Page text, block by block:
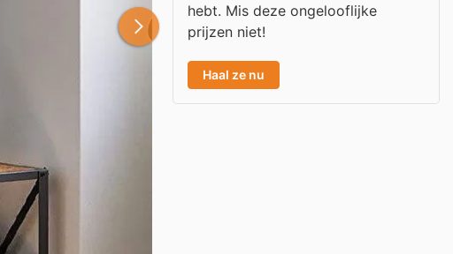
hebt. Mis deze ongelooflijke
prijzen niet!
Haal ze nu